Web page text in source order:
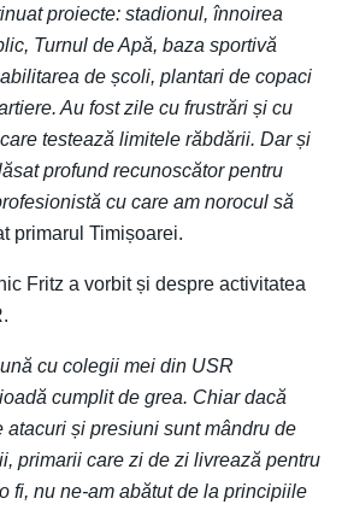
proiecte: stadionul, înnoirea
Turnul de Apă, baza sportivă
de școli, plantari de copaci
Au fost zile cu frustrări și cu
testează limitele răbdării. Dar și
profund recunoscător pentru
cu care am norocul să
primarul Timișoarei.
Fritz a vorbit și despre activitatea
cu colegii mei din USR
cumplit de grea. Chiar dacă
atacuri și presiuni sunt mândru de
primarii care zi de zi livrează pentru
fi, nu ne-am abătut de la principiile